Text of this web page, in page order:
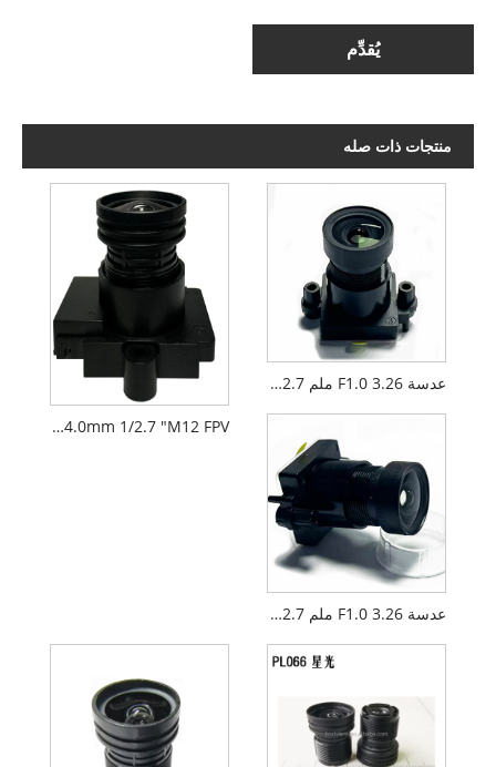
يُقدِّم
منتجات ذات صله
AIoT F1.6 4.0mm 1/2.7 "M12 FPV عدسة الكاميرا بدون طيار PL066
عدسة F1.0 3.26 ملم 1/2.7 بوصة M12 ذات ضوء داكن CCTV
عدسة F1.0 3.26 ملم 1/2.7 بوصة M12 Darklight القياسية